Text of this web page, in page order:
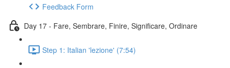
Feedback Form
Day 17 - Fare, Sembrare, Finire, Significare, Ordinare
Step 1: Italian 'lezione' (7:54)